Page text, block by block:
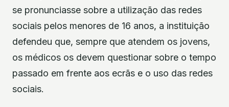
se pronunciasse sobre a utilização das redes
sociais pelos menores de 16 anos, a instituição
defendeu que, sempre que atendem os jovens,
os médicos os devem questionar sobre o tempo
passado em frente aos ecrãs e o uso das redes
sociais.